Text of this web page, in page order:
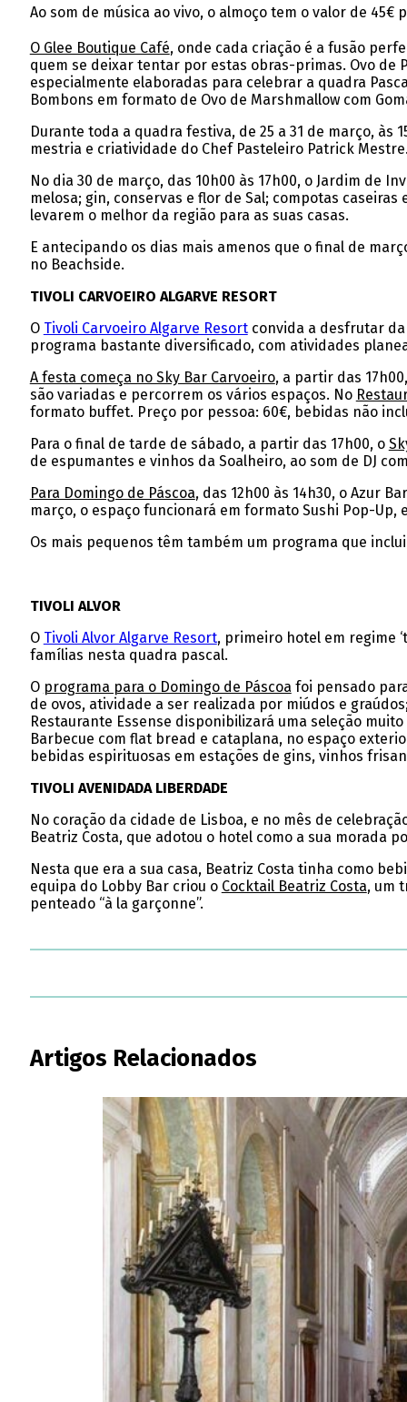
Ao som de música ao vivo, o almoço tem o valor de
O Glee Boutique Café, onde cada criação é a fusão
quem se deixar tentar por estas obras-primas. Ovo de
especialmente elaboradas para celebrar a quadra
Bombons em formato de Ovo de Marshmallow com
Durante toda a quadra festiva, de 25 a 31 de março,
mestria e criatividade do Chef Pasteleiro Patrick
No dia 30 de março, das 10h00 às 17h00, o Jardim de
melosa; gin, conservas e flor de Sal; compotas
levarem o melhor da região para as suas casas.
E antecipando os dias mais amenos que o final de
no Beachside.
TIVOLI CARVOEIRO ALGARVE RESORT
O Tivoli Carvoeiro Algarve Resortconvida a desfrutar da
programa bastante diversificado, com atividades
A festa começa no Sky Bar Carvoeiro, a partir das
são variadas e percorrem os vários espaços. No
formato buffet. Preço por pessoa: 60€, bebidas não
Para o final de tarde de sábado, a partir das 17h00, o
de espumantes e vinhos da Soalheiro, ao som de DJ
Para Domingo de Páscoa, das 12h00 às 14h30, o Azur
março, o espaço funcionará em formato Sushi Pop-Up,
Os mais pequenos têm também um programa que
TIVOLI ALVOR
O Tivoli Alvor Algarve Resort, primeiro hotel em regime
famílias nesta quadra pascal.
O programa para o Domingo de Páscoa foi pensado
de ovos, atividade a ser realizada por miúdos e
Restaurante Essense disponibilizará uma seleção
Barbecue com flat bread e cataplana, no espaço
bebidas espirituosas em estações de gins, vinhos
TIVOLI AVENIDADA LIBERDADE
No coração da cidade de Lisboa, e no mês de
Beatriz Costa, que adotou o hotel como a sua morada
Nesta que era a sua casa, Beatriz Costa tinha como
equipa do Lobby Bar criou o Cocktail Beatriz Costa, um
penteado “à la garçonne”.
Artigos Relacionados